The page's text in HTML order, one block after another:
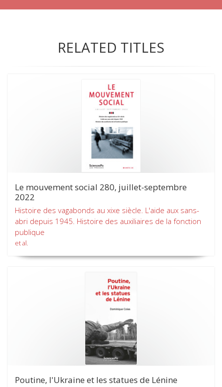
RELATED TITLES
Le mouvement social 280, juillet-septembre
2022
Histoire des vagabonds au xixe siècle. L'aide aux sans-
abri depuis 1945. Histoire des auxiliaires de la fonction
publique
et al.
Poutine, l'Ukraine et les statues de Lénine